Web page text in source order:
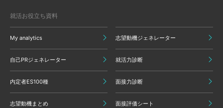
就活お役立ち資料
My analytics 志望動機ジェネレーター
自己PRジェネレーター 就活力診断
内定者ES100種 面接力診断
志望動機まとめ 面接評価シート